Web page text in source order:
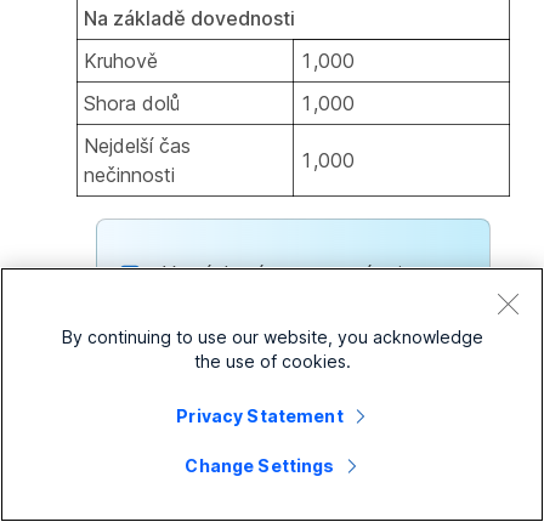
Na základě dovednosti
Kruhově
1,000
Shora dolů
1,000
Nejdelší čas
nečinnosti
1,000
Ve výchozím nastavení nejsou
když jsou ve stavu ukončení.
Overflow Settingsstránku, nakonfigurujte
agenty a klikněte na tlačítko
Next
By continuing to use our website, you acknowledge
the use of cookies.
Privacy Statement
Change Settings